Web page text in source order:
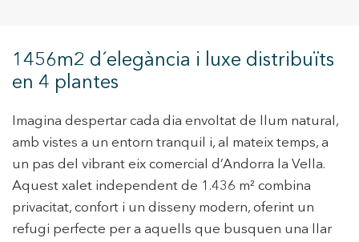
1456m2 d´elegància i luxe distribuïts
en 4 plantes
Imagina despertar cada dia envoltat de llum natural,
amb vistes a un entorn tranquil i, al mateix temps, a
un pas del vibrant eix comercial d’Andorra la Vella.
Aquest xalet independent de 1.436 m² combina
privacitat, confort i un disseny modern, oferint un
refugi perfecte per a aquells que busquen una llar